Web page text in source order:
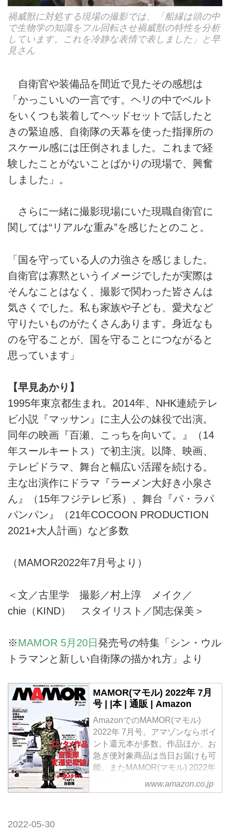
禍威獣に対処する現場の撮影では、「船縁は頭の中
で生物学の知識をフル回転させ禍威獣の特性を分析
しています。これを冷静な表情で表しました」と早
見さん
自衛官や装備品を間近で見たその感想は
「かっこいいの一言です。ヘリの中でベルト
をいくつも装着してヘッドセットで話したと
きの緊迫感、自衛隊の天幕を使った指揮所の
スケール感には圧倒されました。これまで経
験したことがないことばかりの現場で、興奮
しました」。
さらに一緒に撮影現場にいた現職自衛官に
関しては“リアルな重み”を感じたとのこと。
「国を守っている人の力強さを感じました。
自衛官は寡黙というイメージでしたが実際は
そんなことはなく、撮影で関わった皆さんは
気さくでした。私も家族や子ども、愛犬など
守りたいものがたくさんあります。身近なも
のを守ることが、国を守ることにつながると
思っています」
【早見あかり】
1995年東京都生まれ。2014年、NHK連続テレ
ビ小説『マッサン』に主人公の妹役で出演。
同年の映画『百瀬、こっちを向いて。』（14
年スールキートス）で初主演。以降、映画、
テレビドラマ、舞台と幅広い活躍を続ける。
主な出演作にドラマ『ラーメン大好き小泉さ
ん』（15年フジテレビ系）、舞台『パ・ラパ
パンパン』（21年COCOON PRODUCTION
2021+大人計画）など多数
（MAMOR2022年7月号より）
＜文／古里学 撮影／村上淳 メイク／
chie（KIND） スタイリスト／関志保美＞
※MAMOR 5月20日 発売号の特集「シン・ウル
トラマンと新しい自衛隊の描かれ方」より
MAMOR(マモル) 2022年 7月
号 | |本 | 通販 | Amazon
AmazonでのMAMOR(マモル)
2022年 7月号。アマゾンならポイ
ント還元本が多数。作品ほか、お
急ぎ便対象商品は当日お届けも可
能。またMAMOR(マモル) 2022年
7月号もアマゾン配送商品なら通
常配送無料。
www.amazon.co.jp
2022-05-30